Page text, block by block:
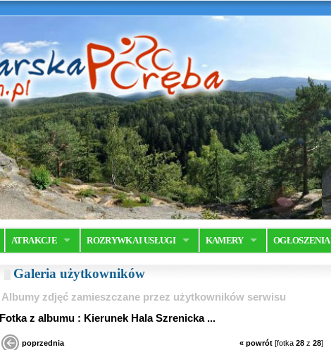
ATRAKCJE ROZRYWKA I USŁUGI KAMERY OGŁOSZENIA
Galeria użytkowników
Albumy zdjęć zamieszczane przez użytkowników serwisu
Fotka z albumu : Kierunek Hala Szrenicka ...
poprzednia « powrót [fotka 28 z 28]